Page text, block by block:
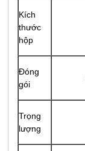
Kích
thước
hộp
Đóng
gói
Trọng
lượng